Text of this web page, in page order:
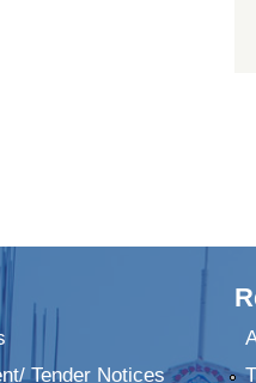
Tender Notices